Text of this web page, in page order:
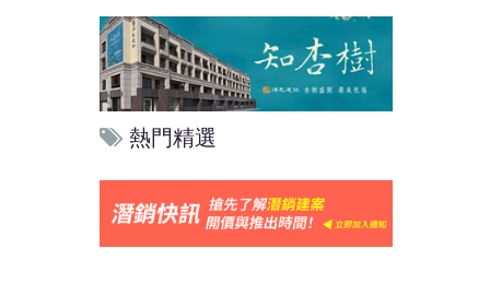
熱門精選